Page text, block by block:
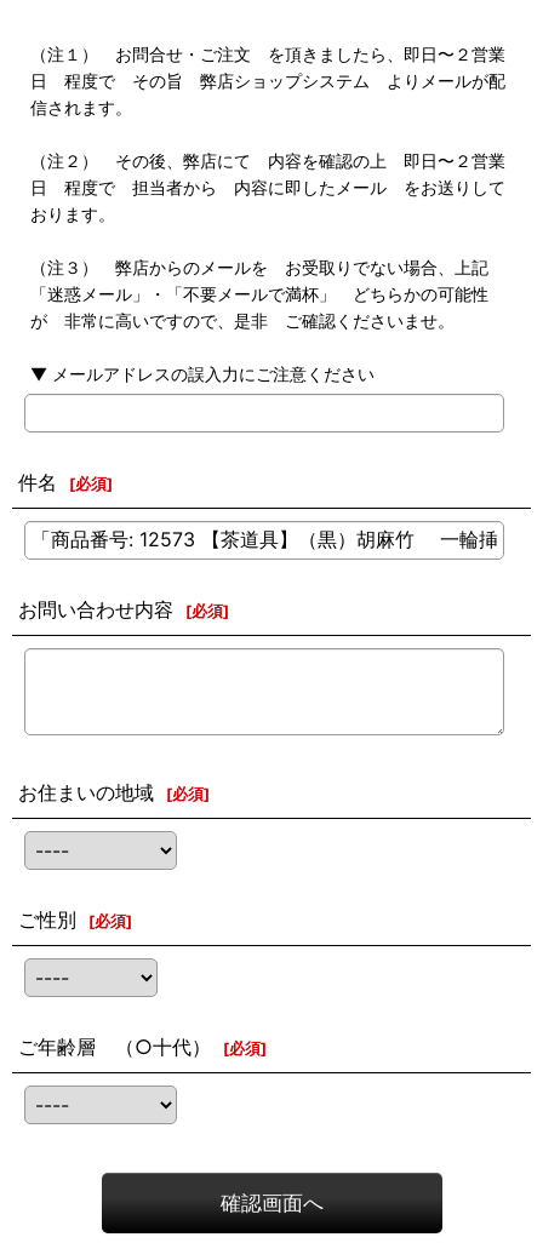
（注１） お問合せ・ご注文 を頂きましたら、即日〜２営業
日 程度で その旨 弊店ショップシステム よりメールが配
信されます。
（注２） その後、弊店にて 内容を確認の上 即日〜２営業
日 程度で 担当者から 内容に即したメール をお送りして
おります。
（注３） 弊店からのメールを お受取りでない場合、上記
「迷惑メール」・「不要メールで満杯」 どちらかの可能性
が 非常に高いですので、是非 ご確認くださいませ。
▼ メールアドレスの誤入力にご注意ください
件名 [必須]
お問い合わせ内容 [必須]
お住まいの地域 [必須]
ご性別 [必須]
ご年齢層 （○十代） [必須]
確認画面へ